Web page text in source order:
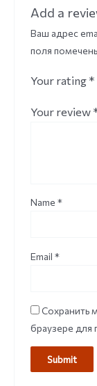
Add a
Ваш адрес
поля
Your rating *
Your review
Name *
Email *
Сохранить
браузере